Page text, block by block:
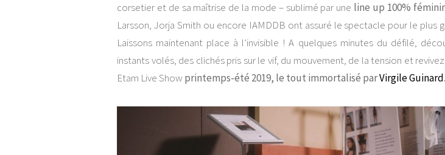
corsetier et de sa maîtrise de la mode – sublimé par une line up 100%
Larsson, Jorja Smith ou encore IAMDDB ont assuré le spectacle pour le plus
Laissons maintenant place à l’invisible ! A quelques minutes du défilé,
instants volés, des clichés pris sur le vif, du mouvement, de la tension et
Etam Live Show printemps-été 2019, le tout immortalisé parVirgile Guinard.